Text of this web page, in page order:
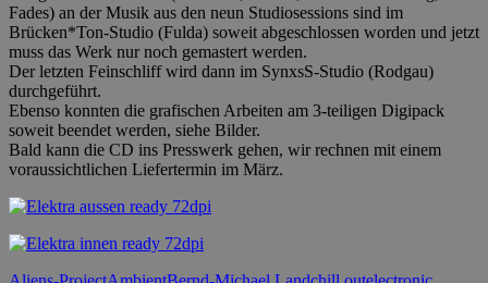
Fades) an der Musik aus den neun Studiosessions sind im
Brücken*Ton-Studio (Fulda) soweit abgeschlossen worden und jetzt
muss das Werk nur noch gemastert werden.
Der letzten Feinschliff wird dann im SynxsS-Studio (Rodgau)
durchgeführt.
Ebenso konnten die grafischen Arbeiten am 3-teiligen Digipack
soweit beendet werden, siehe Bilder.
Bald kann die CD ins Presswerk gehen, wir rechnen mit einem
voraussichtlichen Liefertermin im März.